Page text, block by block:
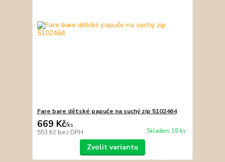
Fare bare dětské papuče na suchý zip 5102464
669 Kč/ks
553 Kč bez DPH Skladem 16 ks
Zvolit variantu